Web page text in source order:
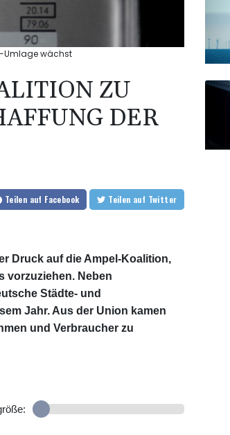
Umlage wächst
ZU
DER
Teilen auf Facebook Teilen auf Twitter
Druck auf die Ampel-Koalition,
vorzuziehen. Neben
Städte- und
Jahr. Aus der Union kamen
und Verbraucher zu